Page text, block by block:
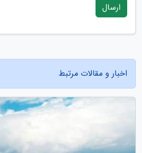
ارسال
اخبار و مقالات مرتبط